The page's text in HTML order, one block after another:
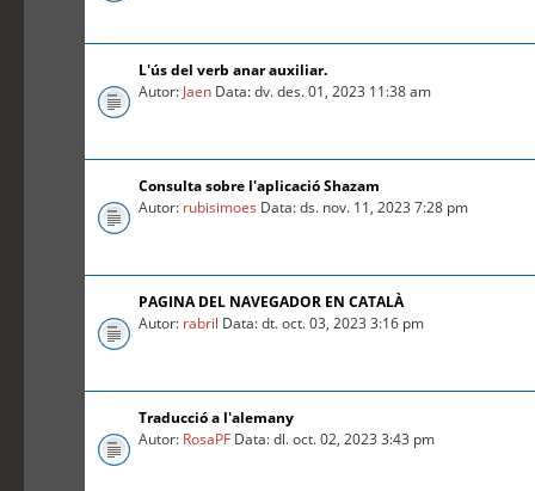
L'ús del verb anar auxiliar.
Autor: Jaen Data: dv. des. 01, 2023 11:38 am
Consulta sobre l'aplicació Shazam
Autor: rubisimoes Data: ds. nov. 11, 2023 7:28 pm
PAGINA DEL NAVEGADOR EN CATALÀ
Autor: rabril Data: dt. oct. 03, 2023 3:16 pm
Traducció a l'alemany
Autor: RosaPF Data: dl. oct. 02, 2023 3:43 pm